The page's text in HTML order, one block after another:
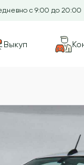
с 9:00 до 20:00
Выкуп